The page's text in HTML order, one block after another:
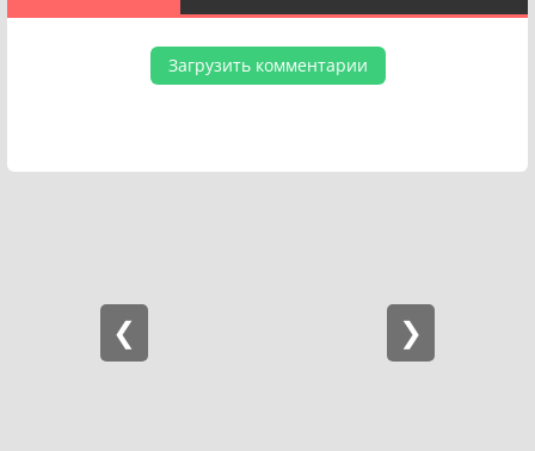
Загрузить комментарии